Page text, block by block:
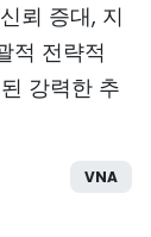
뢰 증대, 지
적 전략적
강력한 추
VNA